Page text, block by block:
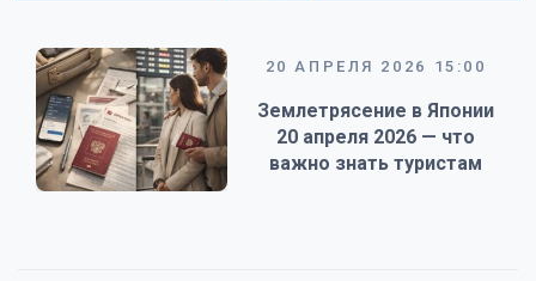
20 АПРЕЛЯ 2026 15:00
Землетрясение в Японии
20 апреля 2026 — что
важно знать туристам